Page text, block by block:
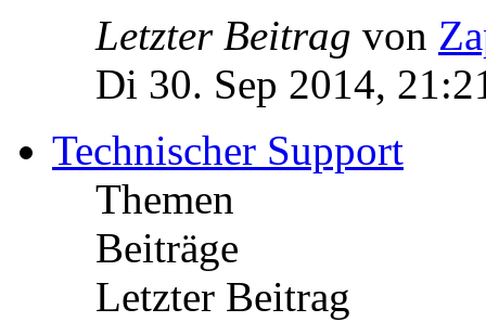
Letzter Beitrag von
Di 30. Sep 2014,
Technischer Support
Themen
Beiträge
Letzter Beitrag